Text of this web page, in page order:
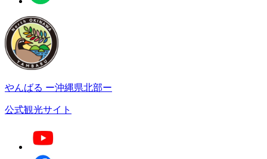
やんばる ー沖縄県北部ー
公式観光サイト